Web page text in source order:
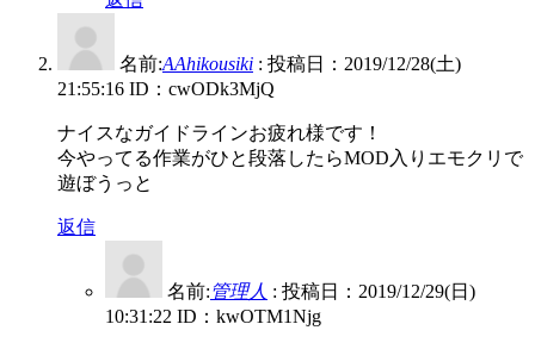
名前:AAhikousiki : 投稿日：2019/12/28(土)
21:55:16 ID：cwODk3MjQ
ナイスなガイドラインお疲れ様です！
今やってる作業がひと段落したらMOD入りエモクリで
遊ぼうっと
返信
名前:管理人 : 投稿日：2019/12/29(日)
10:31:22 ID：kwOTM1Njg